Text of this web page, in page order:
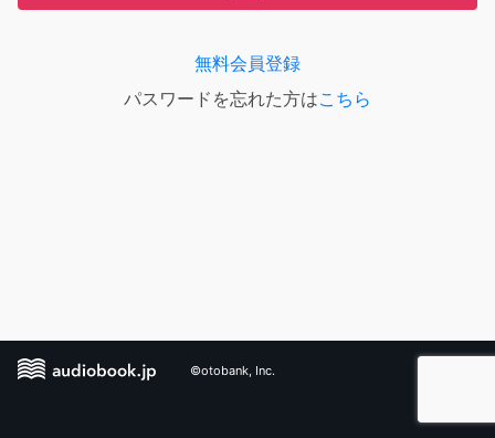
無料会員登録
パスワードを忘れた方はこちら
©otobank, Inc.